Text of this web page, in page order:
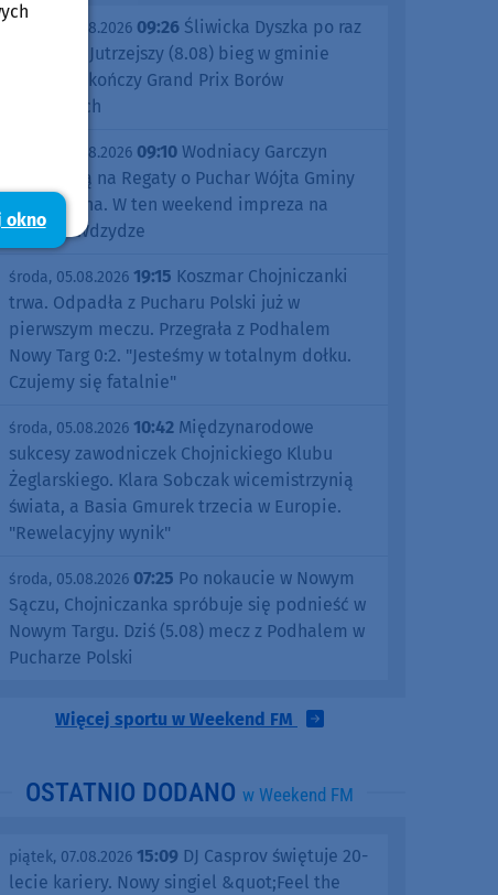
piątek, 07.08.2026 09:26 Śliwicka Dyszka po raz
dziesiąty. Jutrzejszy (8.08) bieg w gminie
Śliwice zakończy Grand Prix Borów
Tucholskich
piątek, 07.08.2026 09:10 Wodniacy Garczyn
zapraszają na Regaty o Puchar Wójta Gminy
Kościerzyna. W ten weekend impreza na
jeziorze Wdzydze
środa, 05.08.2026 19:15 Koszmar Chojniczanki
trwa. Odpadła z Pucharu Polski już w
pierwszym meczu. Przegrała z Podhalem
Nowy Targ 0:2. "Jesteśmy w totalnym dołku.
Czujemy się fatalnie"
środa, 05.08.2026 10:42 Międzynarodowe
sukcesy zawodniczek Chojnickiego Klubu
Żeglarskiego. Klara Sobczak wicemistrzynią
świata, a Basia Gmurek trzecia w Europie.
"Rewelacyjny wynik"
środa, 05.08.2026 07:25 Po nokaucie w Nowym
Sączu, Chojniczanka spróbuje się podnieść w
Nowym Targu. Dziś (5.08) mecz z Podhalem w
Pucharze Polski
Więcej sportu w Weekend FM
OSTATNIO DODANO w Weekend FM
piątek, 07.08.2026 15:09 DJ Casprov świętuje 20-
lecie kariery. Nowy singiel &quot;Feel the
okno